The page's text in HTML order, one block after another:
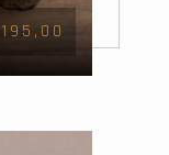
195,00